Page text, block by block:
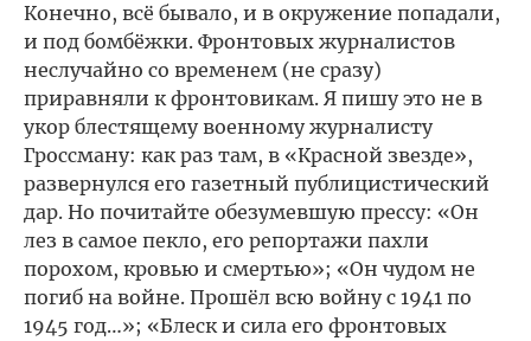
Конечно, всё бывало, и в окружение попадали,
и под бомбёжки. Фронтовых журналистов
неслучайно со временем (не сразу)
приравняли к фронтовикам. Я пишу это не в
укор блестящему военному журналисту
Гроссману: как раз там, в «Красной звезде»,
развернулся его газетный публицистический
дар. Но почитайте обезумевшую прессу: «Он
лез в самое пекло, его репортажи пахли
порохом, кровью и смертью»; «Он чудом не
погиб на войне. Прошёл всю войну с 1941 по
1945 год…»; «Блеск и сила его фронтовых